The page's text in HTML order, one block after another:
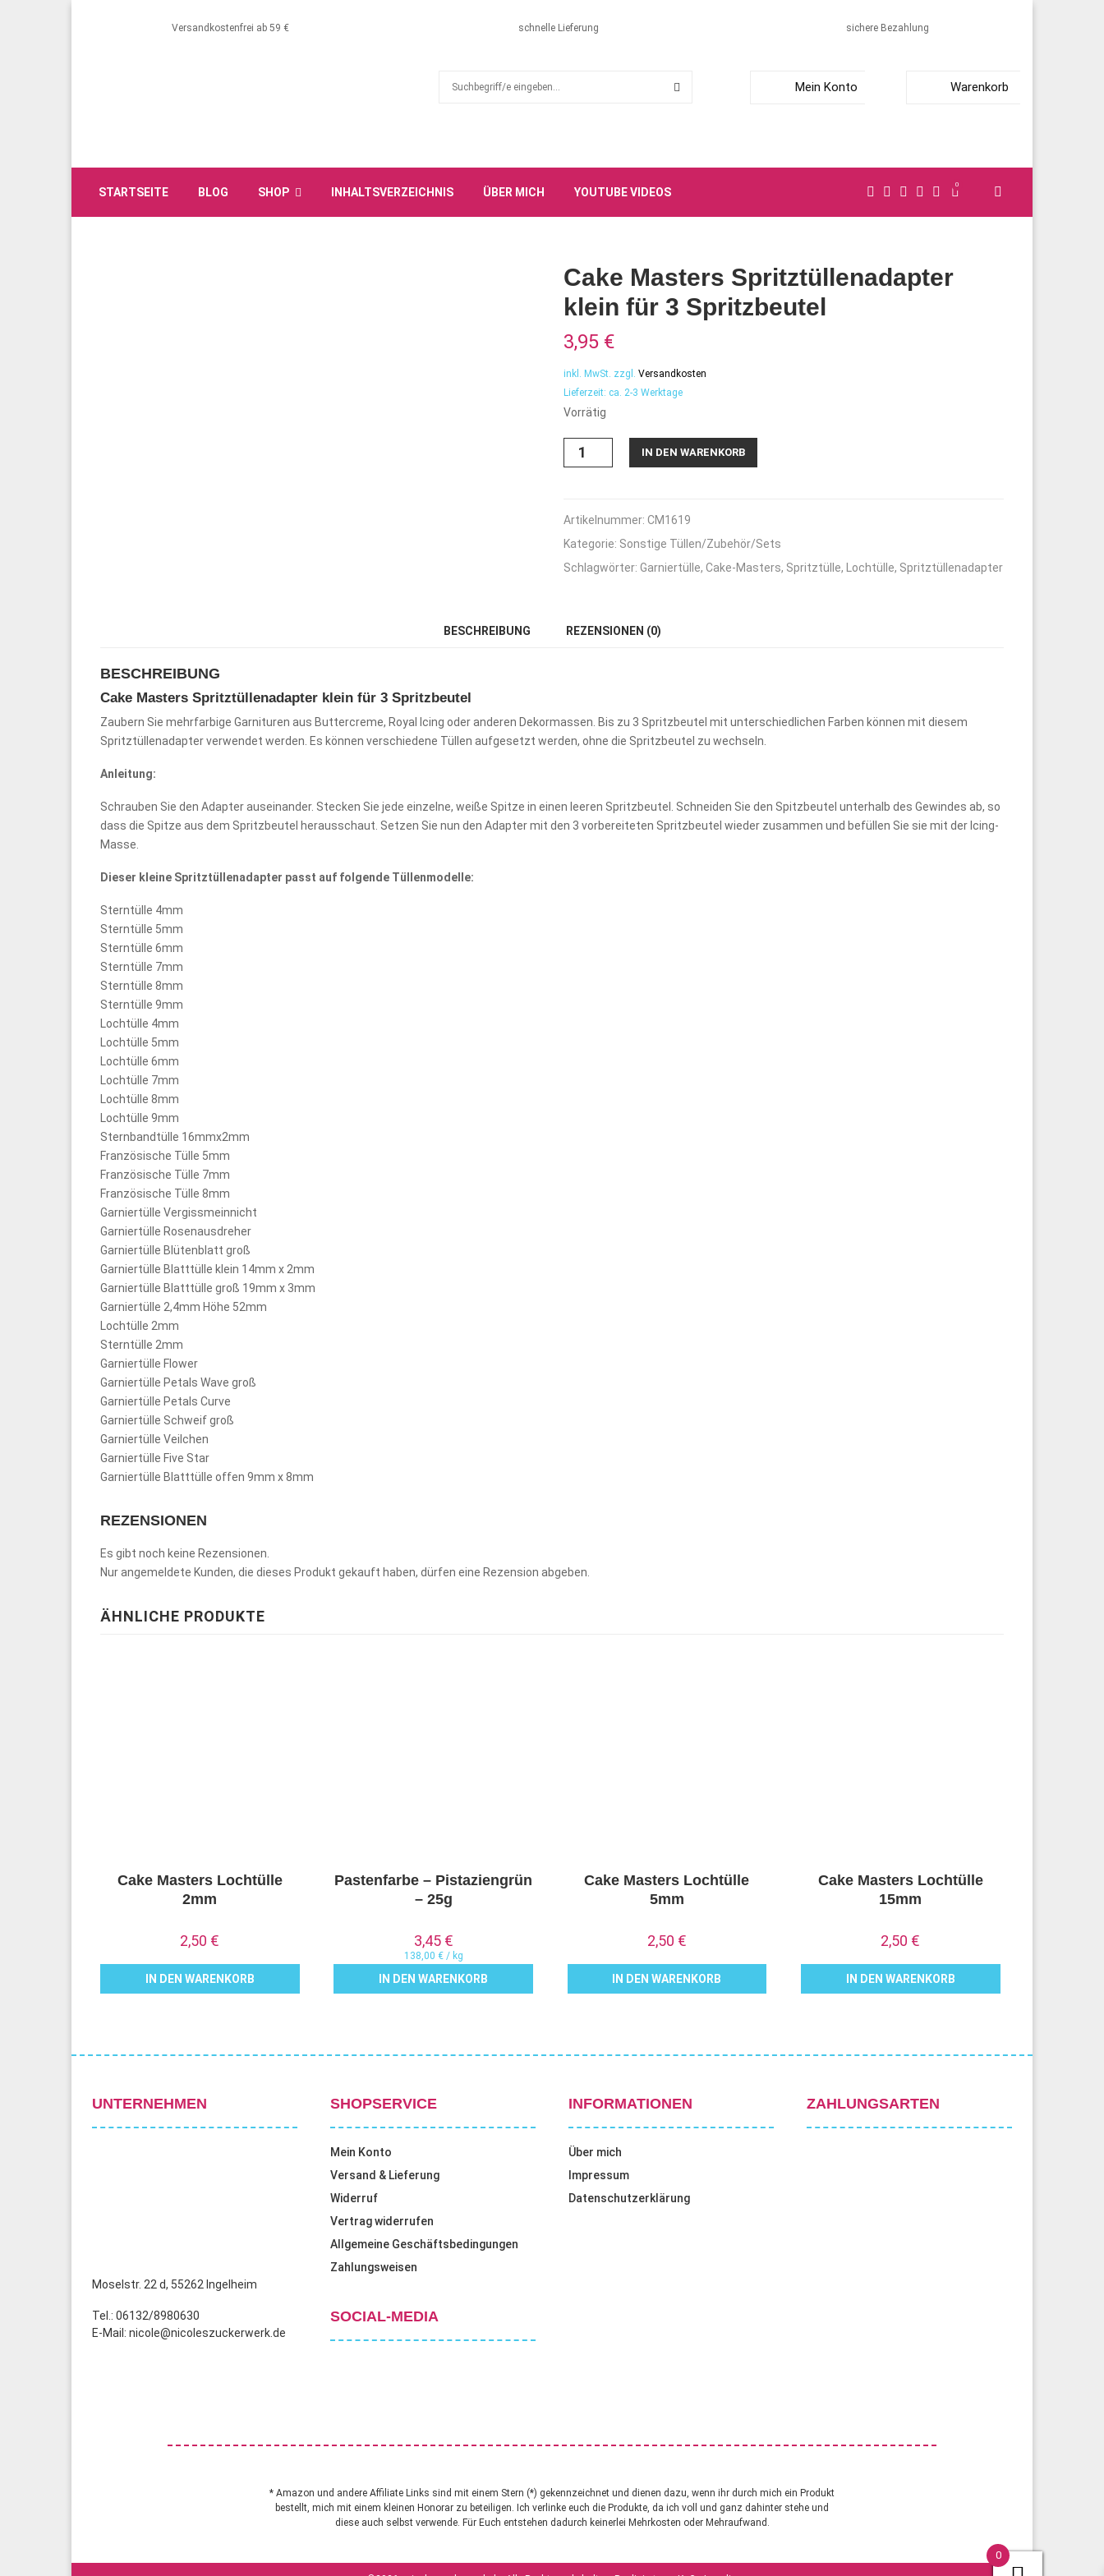
Versandkostenfrei ab 59 € schnelle Lieferung sichere Bezahlung
h
o
r
R
H
Mein Konto Warenkorb
STARTSEITE BLOG SHOP INHALTSVERZEICHNIS ÜBER MICH YOUTUBE VIDEOS
0
Cake Masters Spritztüllenadapter
klein für 3 Spritzbeutel
3,95 €
inkl. MwSt. zzgl.Versandkosten
Lieferzeit: ca. 2-3 Werktage
Vorrätig
Cake
für
Spritzbeutel
Menge
IN DEN WARENKORB
Artikelnummer:CM1619
Kategorie: Sonstige Tüllen/Zubehör/Sets
Schlagwörter:Garniertülle,Cake-Masters, Spritztülle, Lochtülle, Spritztüllenadapter
BESCHREIBUNG REZENSIONEN (0)
BESCHREIBUNG
Cake Masters Spritztüllenadapter klein für 3 Spritzbeutel
Zaubern Sie mehrfarbige Garnituren aus Buttercreme, Royal Icing oder anderen Dekormassen. Bis zu 3 Spritzbeutel mit unterschiedlichen Farben können mit diesem
Spritztüllenadapter verwendet werden. Es können verschiedene Tüllen aufgesetzt werden, ohne die Spritzbeutel zu wechseln.
Anleitung:
Schrauben Sie den Adapter auseinander. Stecken Sie jede einzelne, weiße Spitze in einen leeren Spritzbeutel. Schneiden Sie den Spitzbeutel unterhalb des Gewindes ab, so
dass die Spitze aus dem Spritzbeutel herausschaut. Setzen Sie nun den Adapter mit den 3 vorbereiteten Spritzbeutel wieder zusammen und befüllen Sie sie mit der Icing-
Masse.
Dieser kleine Spritztüllenadapter passt auf folgende Tüllenmodelle:
Sterntülle 4mm
Sterntülle 5mm
Sterntülle 6mm
Sterntülle 7mm
Sterntülle 8mm
Sterntülle 9mm
Lochtülle 4mm
Lochtülle 5mm
Lochtülle 6mm
Lochtülle 7mm
Lochtülle 8mm
Lochtülle 9mm
Sternbandtülle 16mmx2mm
Französische Tülle 5mm
Französische Tülle 7mm
Französische Tülle 8mm
Garniertülle Vergissmeinnicht
Garniertülle Rosenausdreher
Garniertülle Blütenblatt groß
Garniertülle Blatttülle klein 14mm x 2mm
Garniertülle Blatttülle groß 19mm x 3mm
Garniertülle 2,4mm Höhe 52mm
Lochtülle 2mm
Sterntülle 2mm
Garniertülle Flower
Garniertülle Petals Wave groß
Garniertülle Petals Curve
Garniertülle Schweif groß
Garniertülle Veilchen
Garniertülle Five Star
Garniertülle Blatttülle offen 9mm x 8mm
REZENSIONEN
Es gibt noch keine Rezensionen.
Nur angemeldete Kunden, die dieses Produkt gekauft haben, dürfen eine Rezension abgeben.
ÄHNLICHE PRODUKTE
Cake Masters Lochtülle
2mm
2,50 €
IN DEN WARENKORB
Pastenfarbe – Pistaziengrün
– 25g
3,45 €
138,00 €/ kg
IN DEN WARENKORB
Cake Masters Lochtülle
5mm
2,50 €
IN DEN WARENKORB
Cake Masters Lochtülle
15mm
2,50 €
IN DEN WARENKORB
UNTERNEHMEN
Moselstr. 22 d, 55262 Ingelheim
Tel.: 06132/8980630
E-Mail: nicole@nicoleszuckerwerk.de
SHOPSERVICE
Mein Konto
Versand & Lieferung
Widerruf
Vertrag widerrufen
Allgemeine Geschäftsbedingungen
Zahlungsweisen
SOCIAL-MEDIA
INFORMATIONEN
Über mich
Impressum
Datenschutzerklärung
ZAHLUNGSARTEN
* Amazon und andere Affiliate Links sind mit einem Stern (*) gekennzeichnet und dienen dazu, wenn ihr durch mich ein Produkt
bestellt, mich mit einem kleinen Honorar zu beteiligen. Ich verlinke euch die Produkte, da ich voll und ganz dahinter stehe und
diese auch selbst verwende. Für Euch entstehen dadurch keinerlei Mehrkosten oder Mehraufwand.
0